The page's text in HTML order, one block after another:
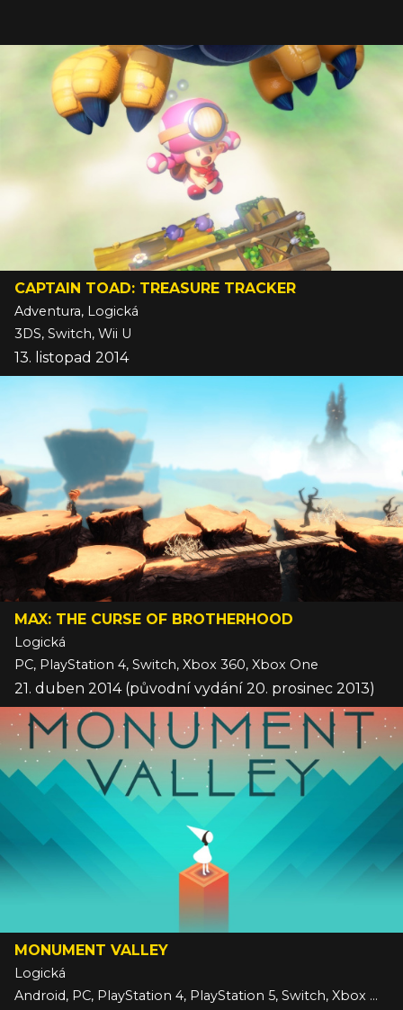
CAPTAIN TOAD: TREASURE TRACKER
Adventura, Logická
3DS, Switch, Wii U
13. listopad 2014
MAX: THE CURSE OF BROTHERHOOD
Logická
PC, PlayStation 4, Switch, Xbox 360, Xbox One
21. duben 2014 (původní vydání 20. prosinec 2013)
MONUMENT VALLEY
Logická
Android, PC, PlayStation 4, PlayStation 5, Switch, Xbox One, Xbox Series, iOS